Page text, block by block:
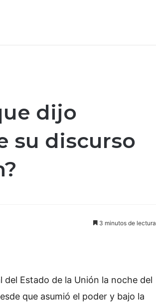
dijo
su discurso
3 minutos de lectura
Estado de la Unión la noche del
que asumió el poder y bajo la